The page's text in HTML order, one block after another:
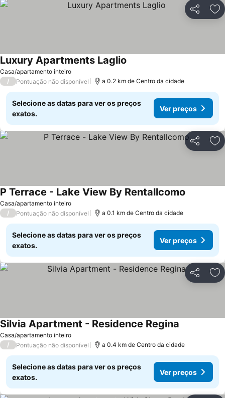
Partilhar
Casa/apartamento inteiro
Luxury Apartments Laglio
/ Pontuação não disponível a 0.2 km de Centro da cidade
Selecione as datas para ver os preços
exatos.
Ver preços
Partilhar
Casa/apartamento inteiro
P Terrace - Lake View By Rentallcomo
/ Pontuação não disponível a 0.1 km de Centro da cidade
Selecione as datas para ver os preços
exatos.
Ver preços
Partilhar
Casa/apartamento inteiro
Silvia Apartment - Residence Regina
/ Pontuação não disponível a 0.4 km de Centro da cidade
Selecione as datas para ver os preços
exatos.
Ver preços